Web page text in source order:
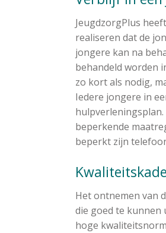
JeugdzorgPlus
realiseren dat de
jongere kan na
behandeld worden
zo kort als nodig,
Iedere jongere in
beperkende
beperkt zijn
Het ontnemen van
die goed te kunnen
hoge